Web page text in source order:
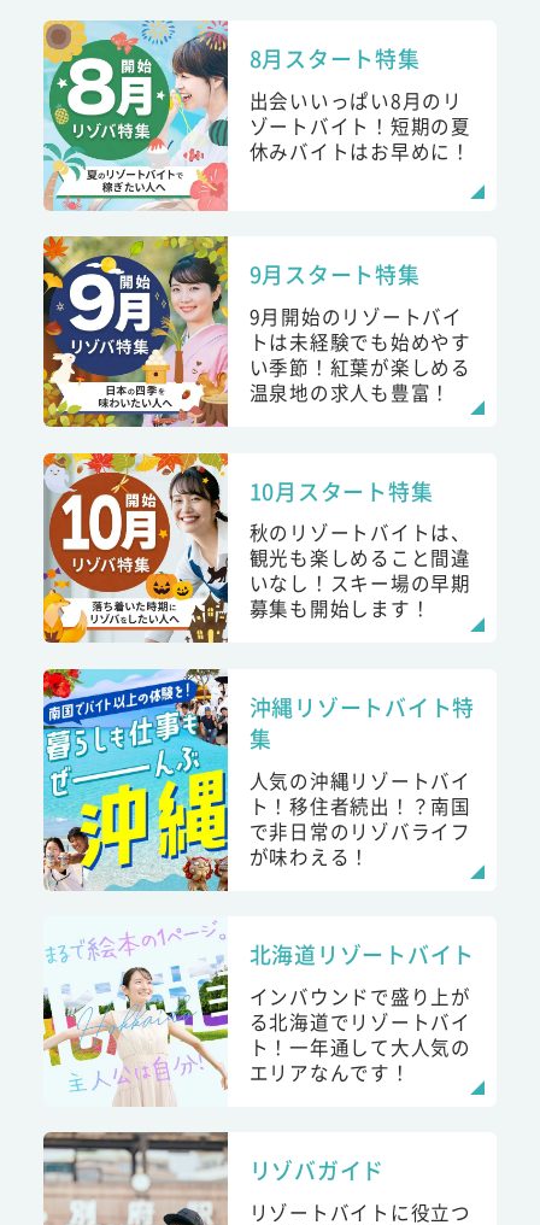
8月スタート特集
出会いいっぱい8月のリ
ゾートバイト！短期の夏
休みバイトはお早めに！
9月スタート特集
9月開始のリゾートバイ
トは未経験でも始めやす
い季節！紅葉が楽しめる
温泉地の求人も豊富！
10月スタート特集
秋のリゾートバイトは、
観光も楽しめること間違
いなし！スキー場の早期
募集も開始します！
沖縄リゾートバイト特
集
人気の沖縄リゾートバイ
ト！移住者続出！？南国
で非日常のリゾバライフ
が味わえる！
北海道リゾートバイト
インバウンドで盛り上が
る北海道でリゾートバイ
ト！一年通して大人気の
エリアなんです！
リゾバガイド
リゾートバイトに役立つ